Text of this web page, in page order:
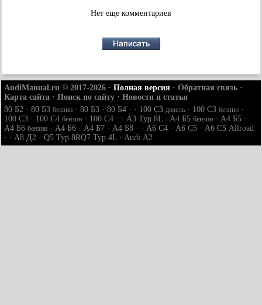
Нет еще комментариев
AudiManual.ru © 2017-2026 · Полная версия · Обратная связь ·
Карта сайта · Поиск по сайту · Новости и статьи
80 Б2 · 80 Б3 бензин · 80 Б3 · 80 Б4 · · 100 С3 дизель · 100 С3 бензин ·
100 С3 · 100 С4 бензин · 100 С4 · · A3 Typ 8L · A4 Б5 бензин · A4 Б5 ·
A4 Б6 бензин · A4 Б6 · A4 Б7 · A4 Б8 · · A6 С4 · A6 С5 · A6 С5 Allroad
· · A8 Д2 · Q5 Typ 8RQ7 Typ 4L · Audi А2